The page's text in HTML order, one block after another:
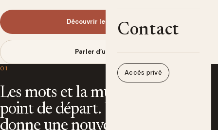
Contact
Accès privé
Découvrir les chansons
Parler d’un projet
01
Les mots et la musique sont un
point de départ. Une voix leur
donne une nouvelle vie.